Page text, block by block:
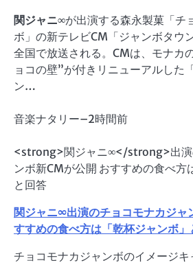
関ジャニ∞が出演する森永製菓「チ
ボ」の新テレビCM「ジャンボタウ
全国で放送される。CMは、モナカ
ョコの壁”が付きリニューアルした
ン…
音楽ナタリー–2時間前
<strong>関ジャニ∞</strong>出演
ンボ新CMが公開 おすすめの食べ方
と回答
関ジャニ∞出演のチョコモナカジャ
すすめの食べ方は「乾杯ジャンボ」
チョコモナカジャンボのイメージキ